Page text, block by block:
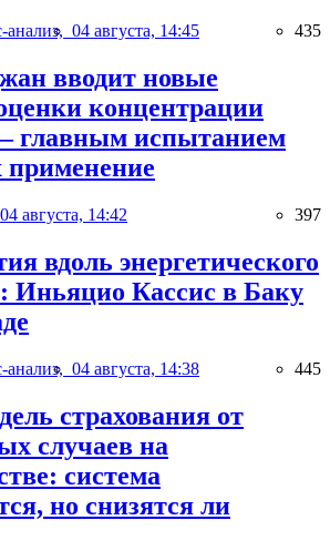
анализ, 04 августа, 14:45 435
вводит новые
концентрации
главным испытанием
применение
04 августа, 14:42 397
вдоль энергетического
Иньяцио Кассис в Баку
анализ, 04 августа, 14:38 445
страхования от
случаев на
система
но снизятся ли